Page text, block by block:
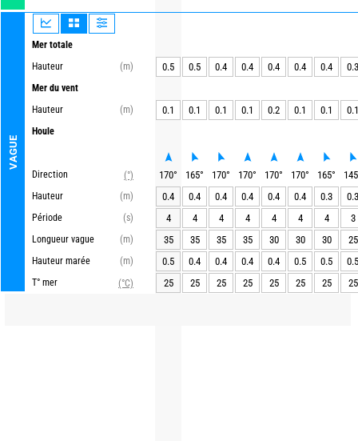
VAGUE
Mer totale
Hauteur
(m)
Mer du vent
Hauteur
(m)
Houle
Direction
(°)
Hauteur
(m)
Période
(s)
Longueur vague
(m)
Hauteur marée
(m)
T° mer
(°C)
0.5 0.5 0.4 0.4 0.4 0.4 0.4 0.3
0.1 0.1 0.1 0.1 0.2 0.1 0.1 0.1
170° 165° 170° 170° 170° 170° 165°
145
0.4
0.4 0.4 0.4 0.4 0.4 0.3
0.3
4
4 4 4 4 4 4
3
35
35 35 35 30 30 30
25
0.5
0.4 0.4 0.4 0.4 0.5 0.5
0.5
25
25 25 25 25 25 25 25